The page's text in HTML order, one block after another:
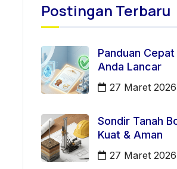
Postingan Terbaru
Panduan
Anda Lancar
27 Maret 2026
Sondir Tanah
Kuat & Aman
27 Maret 2026